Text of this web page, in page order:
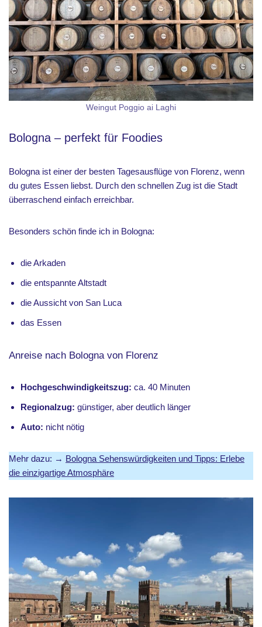
Weingut Poggio ai Laghi
Bologna – perfekt für Foodies
Bologna ist einer der besten Tagesausflüge von Florenz, wenn
du gutes Essen liebst. Durch den schnellen Zug ist die Stadt
überraschend einfach erreichbar.
Besonders schön finde ich in Bologna:
die Arkaden
die entspannte Altstadt
die Aussicht von San Luca
das Essen
Anreise nach Bologna von Florenz
Hochgeschwindigkeitszug: ca. 40 Minuten
Regionalzug: günstiger, aber deutlich länger
Auto: nicht nötig
Mehr dazu: → Bologna Sehenswürdigkeiten und Tipps: Erlebe
die einzigartige Atmosphäre